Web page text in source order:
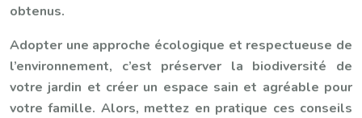
obtenus.
Adopter une approche écologique et respectueuse de
l’environnement, c’est préserver la biodiversité de
votre jardin et créer un espace sain et agréable pour
votre famille. Alors, mettez en pratique ces conseils